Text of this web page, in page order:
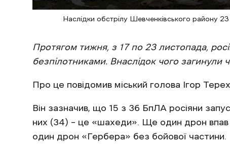
Наслідки обстрілу Шевченківського району
Протягом тижня, з 17 по 23 листопада,
безпілотниками. Внаслідок чого
Про це повідомив міський голова Ігор
Він зазначив, що 15 з 36 БпЛА росіяни
них (34) – це «шахеди». Ще один дрон впав
один дрон «Гербера» без бойової частини.